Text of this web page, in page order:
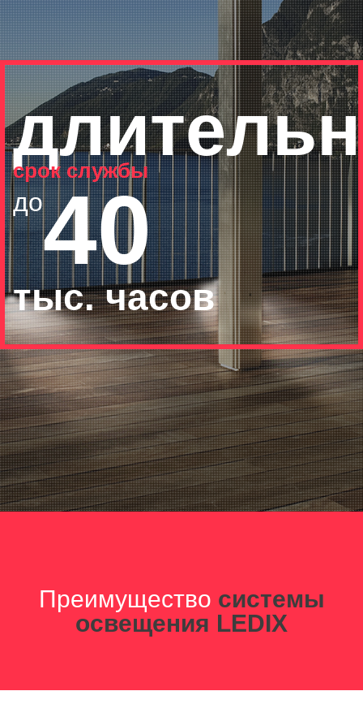
срок службы
до40
тыс. часов
Преимущество системы
освещения LEDIX